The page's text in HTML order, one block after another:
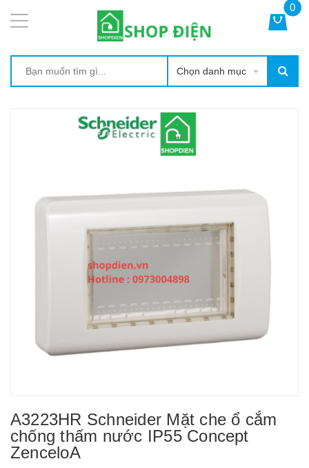
Chọn danh mục
0
A3223HR Schneider Mặt che ổ cắm
chống thấm nước IP55 Concept
ZenceloA